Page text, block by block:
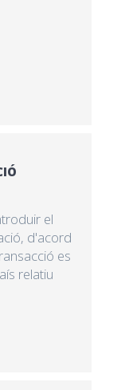
el
d'acord
es
relatiu